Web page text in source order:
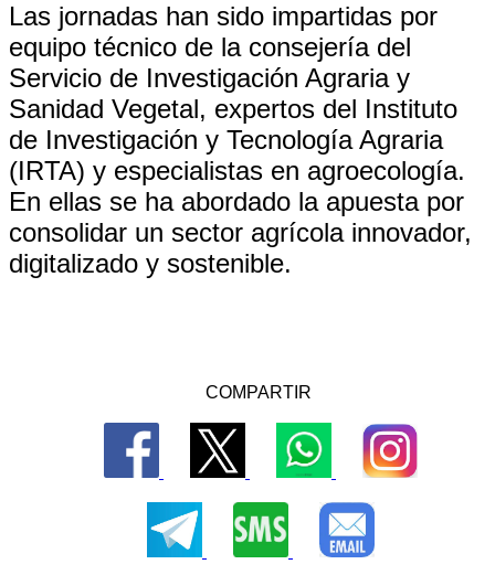
Las jornadas han sido impartidas por
equipo técnico de la consejería del
Servicio de Investigación Agraria y
Sanidad Vegetal, expertos del Instituto
de Investigación y Tecnología Agraria
(IRTA) y especialistas en agroecología.
En ellas se ha abordado la apuesta por
consolidar un sector agrícola innovador,
digitalizado y sostenible.
COMPARTIR